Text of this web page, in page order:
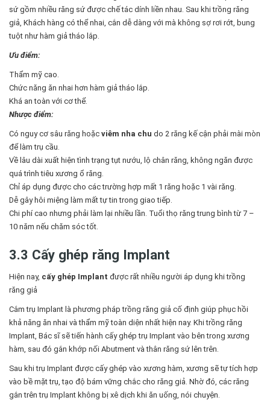
sứ gồm nhiều răng sứ được chế tác dính liền nhau. Sau khi trồng răng
giả, Khách hàng có thể nhai, cắn dễ dàng với mà không sợ rơi rớt, bung
tuột như hàm giả tháo lắp.
Ưu điểm:
Thẩm mỹ cao.
Chức năng ăn nhai hơn hàm giả tháo lắp.
Khá an toàn với cơ thể.
Nhược điểm:
Có nguy cơ sâu răng hoặc viêm nha chu do 2 răng kế cận phải mài mòn
để làm trụ cầu.
Về lâu dài xuất hiện tình trạng tụt nướu, lộ chân răng, không ngăn được
quá trình tiêu xương ổ răng.
Chỉ áp dụng được cho các trường hợp mất 1 răng hoặc 1 vài răng.
Dễ gây hôi miệng làm mất tự tin trong giao tiếp.
Chi phí cao nhưng phải làm lại nhiều lần. Tuổi thọ răng trung bình từ 7 –
10 năm nếu chăm sóc tốt.
3.3 Cấy ghép răng Implant
Hiện nay, cấy ghép Implant được rất nhiều người áp dụng khi trồng
răng giả
Cắm trụ Implant là phương pháp trồng răng giả cố định giúp phục hồi
khả năng ăn nhai và thẩm mỹ toàn diện nhất hiện nay. Khi trồng răng
Implant, Bác sĩ sẽ tiến hành cấy ghép trụ Implant vào bên trong xương
hàm, sau đó gắn khớp nối Abutment và thân răng sứ lên trên.
Sau khi trụ Implant được cấy ghép vào xương hàm, xương sẽ tự tích hợp
vào bề mặt trụ, tạo độ bám vững chắc cho răng giả. Nhờ đó, các răng
gắn trên trụ Implant không bị xê dịch khi ăn uống, nói chuyện.